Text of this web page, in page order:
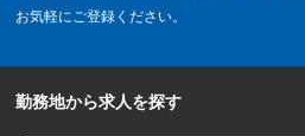
お気軽にご登録ください。
勤務地から求人を探す